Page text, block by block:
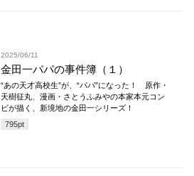
2025/06/11
金田一パパの事件簿（１）
“あの天才高校生”が、“パパ”になった！ 原作・
天樹征丸、漫画・さとうふみやの本家本元コン
ビが描く、新境地の金田一シリーズ！
795pt